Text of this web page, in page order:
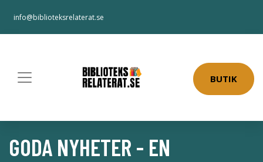
info@biblioteksrelaterat.se
BUTIK
GODA NYHETER - EN